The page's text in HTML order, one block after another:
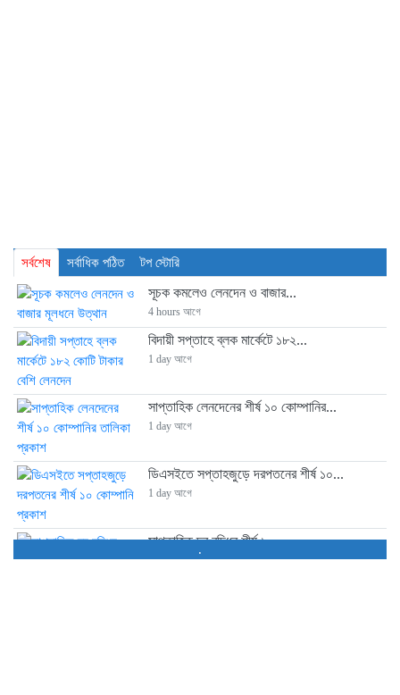
সর্বশেষ সর্বাধিক পঠিত টপ স্টোরি
সূচক কমলেও লেনদেন ও বাজার...
4 hours আগে
বিদায়ী সপ্তাহে ব্লক মার্কেটে ১৮২...
1 day আগে
সাপ্তাহিক লেনদেনের শীর্ষ ১০ কোম্পানির...
1 day আগে
ডিএসইতে সপ্তাহজুড়ে দরপতনের শীর্ষ ১০...
1 day আগে
সাপ্তাহিক দর বৃদ্ধির শীর্ষ ১০...
1 day আগে
.